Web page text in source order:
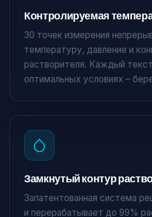
Контролируемая
30 точек измерения
температуру, давление и
растворителя. Каждый
оптимальных условиях –
Замкнутый контур
Запатентованная система
и перерабатывает до 99%